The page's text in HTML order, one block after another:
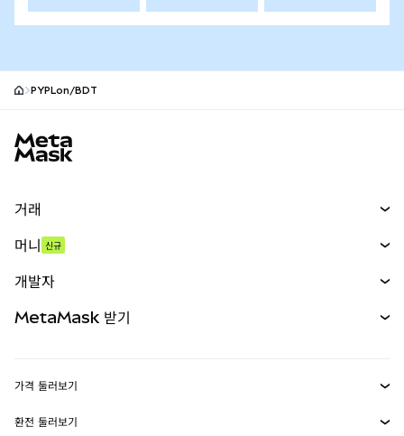
PYPLon/BDT
거래
무기한 선물
실물자산
머니 신규
개발자
MetaMask Connect
MetaMask 받기
가격 둘러보기
이더리움 가격
환전 둘러보기